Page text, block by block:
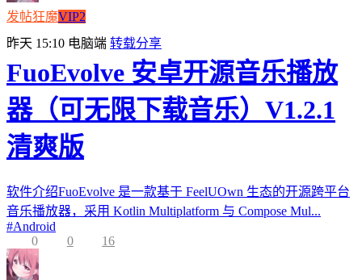
发帖狂魔VIP2
昨天 15:10 电脑端 转载分享
FuoEvolve 安卓开源音乐播放
器（可无限下载音乐）V1.2.1
清爽版
软件介绍FuoEvolve 是一款基于 FeelUOwn 生态的开源跨平台
音乐播放器，采用 Kotlin Multiplatform 与 Compose Mul...
#Android
0
0 16